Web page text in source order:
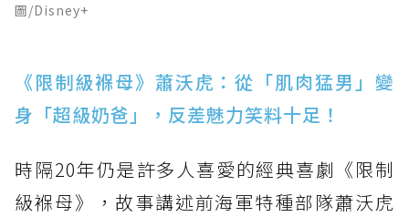
圖/Disney+
《限制級褓母》蕭沃虎：從「肌肉猛男」變
身「超級奶爸」，反差魅力笑料十足！
時隔20年仍是許多人喜愛的經典喜劇《限制
級褓母》，故事講述前海軍特種部隊蕭沃虎